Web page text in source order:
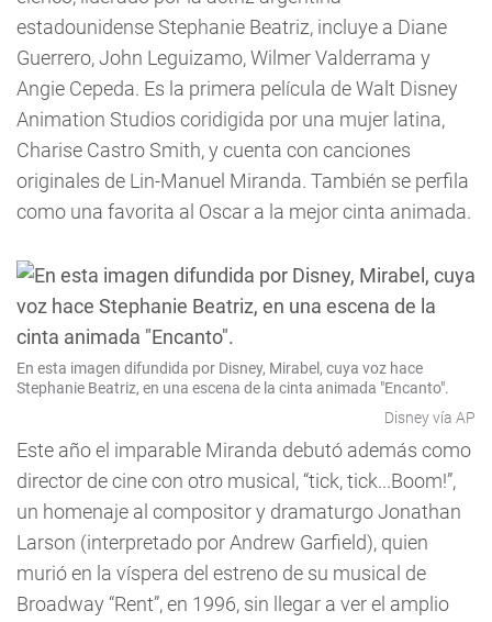
estadounidense Stephanie Beatriz, incluye a Diane
Guerrero, John Leguizamo, Wilmer Valderrama y
Angie Cepeda. Es la primera película de Walt Disney
Animation Studios coridigida por una mujer latina,
Charise Castro Smith, y cuenta con canciones
originales de Lin-Manuel Miranda. También se perfila
como una favorita al Oscar a la mejor cinta animada.
En esta imagen difundida por Disney, Mirabel, cuya voz hace
Stephanie Beatriz, en una escena de la cinta animada "Encanto".
Disney vía AP
Este año el imparable Miranda debutó además como
director de cine con otro musical, “tick, tick...Boom!”,
un homenaje al compositor y dramaturgo Jonathan
Larson (interpretado por Andrew Garfield), quien
murió en la víspera del estreno de su musical de
Broadway “Rent”, en 1996, sin llegar a ver el amplio